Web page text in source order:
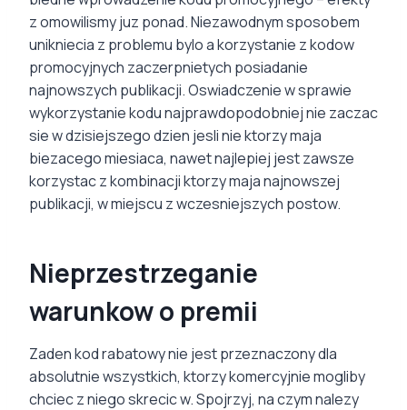
z omowilismy juz ponad. Niezawodnym sposobem
unikniecia z problemu bylo a korzystanie z kodow
promocyjnych zaczerpnietych posiadanie
najnowszych publikacji. Oswiadczenie w sprawie
wykorzystanie kodu najprawdopodobniej nie zaczac
sie w dzisiejszego dzien jesli nie ktorzy maja
biezacego miesiaca, nawet najlepiej jest zawsze
korzystac z kombinacji ktorzy maja najnowszej
publikacji, w miejscu z wczesniejszych postow.
Nieprzestrzeganie
warunkow o premii
Zaden kod rabatowy nie jest przeznaczony dla
absolutnie wszystkich, ktorzy komercyjnie mogliby
chciec z niego skrecic w. Spojrzyj, na czym nalezy